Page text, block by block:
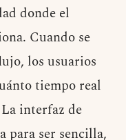
donde el
Cuando se
los usuarios
tiempo real
interfaz de
para ser sencilla,